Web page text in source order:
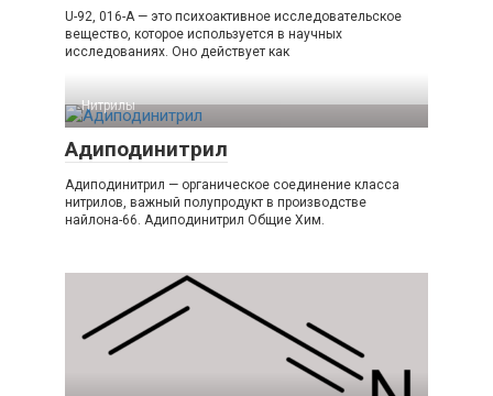
U-92, 016-A — это психоактивное исследовательское
вещество, которое используется в научных
исследованиях. Оно действует как
Нитрилы‎
Адиподинитрил
Адиподинитрил — органическое соединение класса
нитрилов, важный полупродукт в производстве
найлона-66. Адиподинитрил Общие Хим.